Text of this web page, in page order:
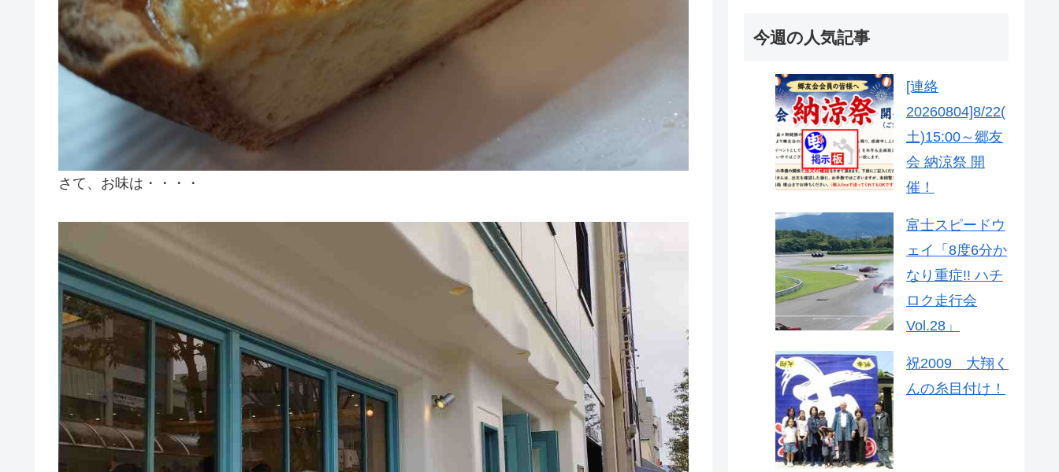
さて、お味は・・・・
今週の人気記事
[連絡
20260804]8/22(
土)15:00～郷友
会 納涼祭 開
催！
富士スピードウ
ェイ「8度6分か
なり重症!! ハチ
ロク走行会
Vol.28」
祝2009 大翔く
んの糸目付け！